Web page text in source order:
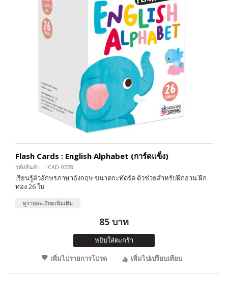
Flash Cards : English Alphabet (การ์ดแข็ง)
รหัสสินค้า : I-CAD-0228
เรียนรู้ตัวอักษรภาษาอังกฤษ ขนาดกะทัดรัด ตัวช่วยสำหรับฝึกอ่าน ฝึก
ท่อง 26 ใบ
ดูรายละเอียดเพิ่มเติม
85 บาท
หยิบใส่ตะกร้า
เพิ่มไปรายการโปรด
เพิ่มไปเปรียบเทียบ